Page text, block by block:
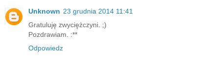
Unknown 23 grudnia 2014 11:41
Gratuluję zwyciężczyni. ;)
Pozdrawiam. :**
Odpowiedz